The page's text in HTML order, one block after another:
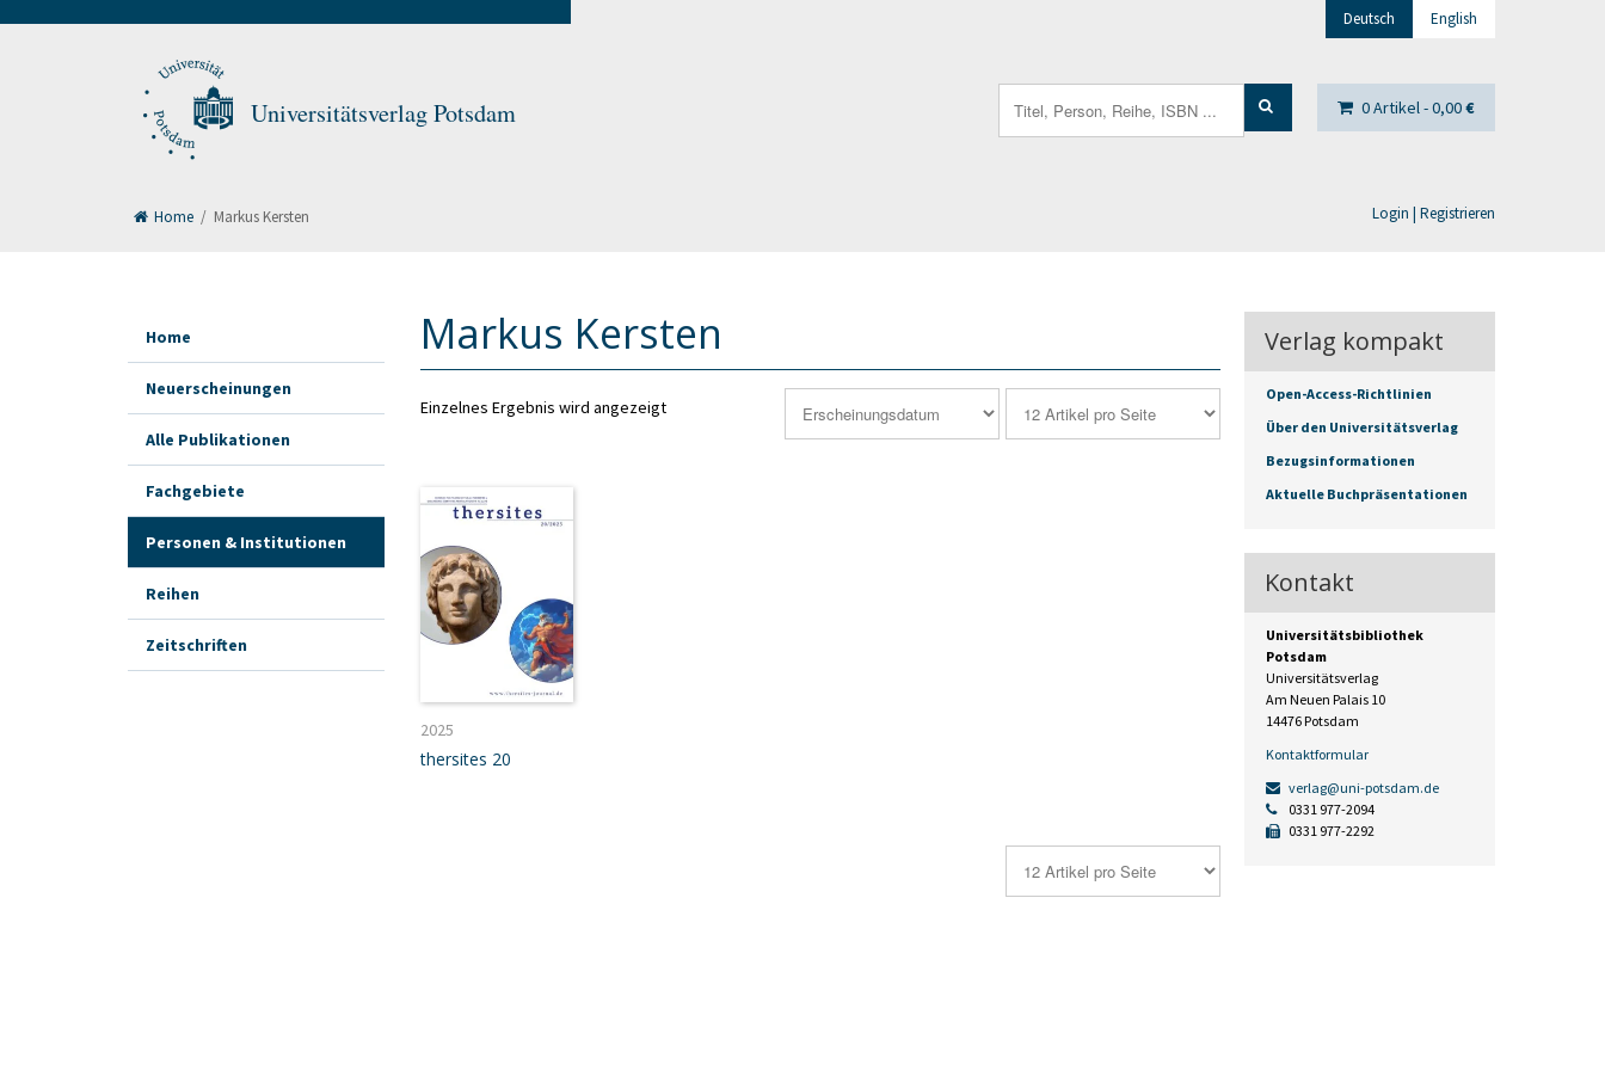
Universitätsverlag Potsdam
Deutsch English
0 Artikel -0,00€
Login | Registrieren
for:
Home / Markus Kersten
Markus Kersten
Einzelnes Ergebnis wird angezeigt
2025
thersites 20
Home
Neuerscheinungen
Alle Publikationen
Fachgebiete
Personen & Institutionen
Reihen
Zeitschriften
Verlag kompakt
Open-Access-Richtlinien
Über den Universitätsverlag
Bezugsinformationen
Aktuelle Buchpräsentationen
Kontakt
Universitätsbibliothek
Potsdam
Universitätsverlag
Am Neuen Palais 10
14476 Potsdam
Kontaktformular
verlag@uni-potsdam.de
0331 977-2094
0331 977-2292